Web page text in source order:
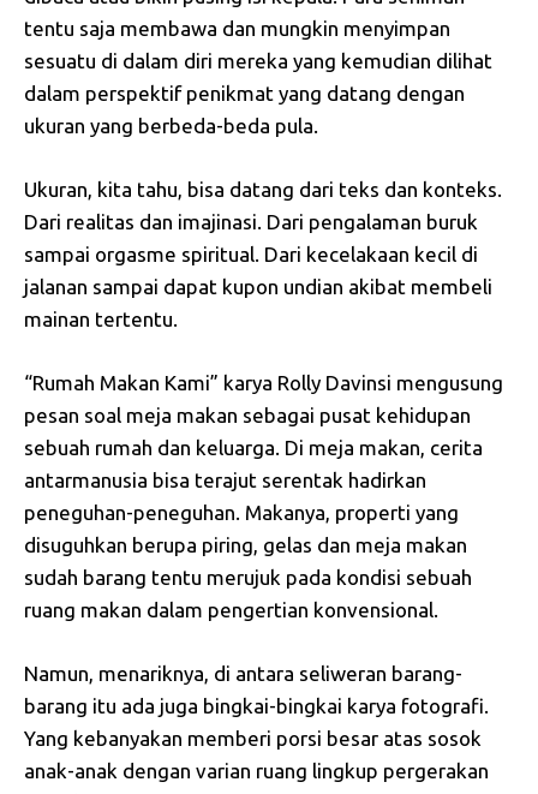
tentu saja membawa dan mungkin menyimpan
sesuatu di dalam diri mereka yang kemudian dilihat
dalam perspektif penikmat yang datang dengan
ukuran yang berbeda-beda pula.
Ukuran, kita tahu, bisa datang dari teks dan konteks.
Dari realitas dan imajinasi. Dari pengalaman buruk
sampai orgasme spiritual. Dari kecelakaan kecil di
jalanan sampai dapat kupon undian akibat membeli
mainan tertentu.
“Rumah Makan Kami” karya Rolly Davinsi mengusung
pesan soal meja makan sebagai pusat kehidupan
sebuah rumah dan keluarga. Di meja makan, cerita
antarmanusia bisa terajut serentak hadirkan
peneguhan-peneguhan. Makanya, properti yang
disuguhkan berupa piring, gelas dan meja makan
sudah barang tentu merujuk pada kondisi sebuah
ruang makan dalam pengertian konvensional.
Namun, menariknya, di antara seliweran barang-
barang itu ada juga bingkai-bingkai karya fotografi.
Yang kebanyakan memberi porsi besar atas sosok
anak-anak dengan varian ruang lingkup pergerakan